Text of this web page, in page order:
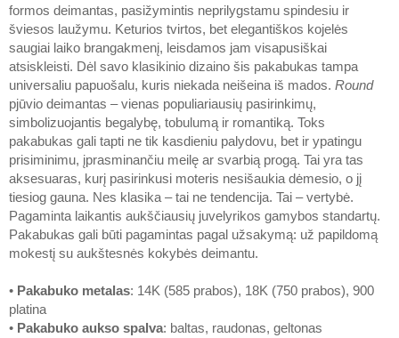
formos deimantas, pasižymintis neprilygstamu spindesiu ir
šviesos laužymu. Keturios tvirtos, bet elegantiškos kojelės
saugiai laiko brangakmenį, leisdamos jam visapusiškai
atsiskleisti. Dėl savo klasikinio dizaino šis pakabukas tampa
universaliu papuošalu, kuris niekada neišeina iš mados. Round
pjūvio deimantas – vienas populiariausių pasirinkimų,
simbolizuojantis begalybę, tobulumą ir romantiką. Toks
pakabukas gali tapti ne tik kasdieniu palydovu, bet ir ypatingu
prisiminimu, įprasminančiu meilę ar svarbią progą. Tai yra tas
aksesuaras, kurį pasirinkusi moteris nesišaukia dėmesio, o jį
tiesiog gauna. Nes klasika – tai ne tendencija. Tai – vertybė.
Pagaminta laikantis aukščiausių juvelyrikos gamybos standartų.
Pakabukas gali būti pagamintas pagal užsakymą: už papildomą
mokestį su aukštesnės kokybės deimantu.
• Pakabuko metalas: 14K (585 prabos), 18K (750 prabos), 900
platina
• Pakabuko aukso spalva: baltas, raudonas, geltonas